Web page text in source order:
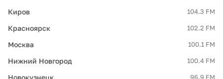
Киров 104.3 FM
Красноярск 102.2 FM
Москва 100.1 FM
Нижний Новгород 100.4 FM
Новокузнецк 96.9 FM